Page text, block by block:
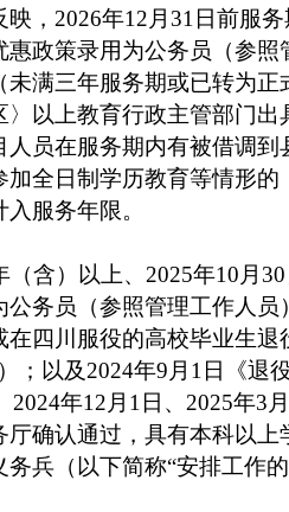
，2026年12月31日前服
惠政策录用为公务员（参照
未满三年服务期或已转为
〉以上教育行政主管部门出
人员在服务期内有被借调到
加全日制学历教育等情形的
服务年限。
（含）以上、2025年10月
公务员（参照管理工作人员
在四川服役的高校毕业生退
；以及2024年9月1日《退
2024年12月1日、2025年3
厅确认通过，具有本科以
务兵（以下简称“安排工作